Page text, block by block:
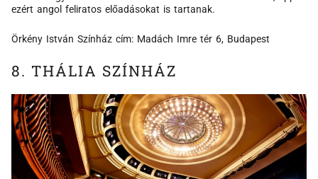
ezért angol feliratos előadásokat is tartanak.
Örkény István Színház cím: Madách Imre tér 6, Budapest
8. THÁLIA SZÍNHÁZ